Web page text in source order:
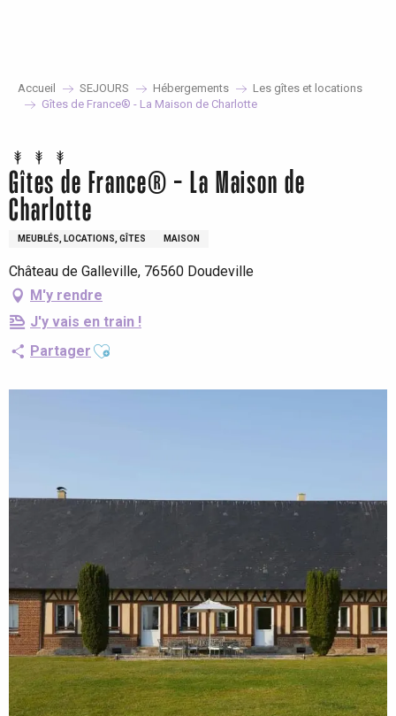
Accueil SEJOURS Hébergements
Les gîtes et locations
Gîtes de France® - La Maison de Charlotte
Gîtes de France® - La Maison de
Charlotte
MEUBLÉS, LOCATIONS, GÎTES MAISON
Château de Galleville, 76560 Doudeville
M'y rendre
J'y vais en train !
Partager Ajouter aux favoris